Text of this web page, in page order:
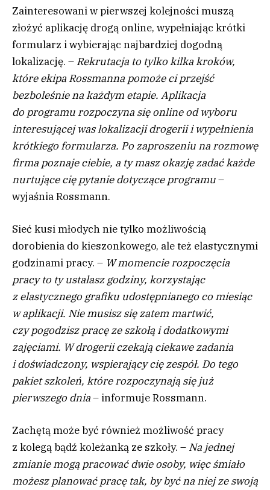
Zainteresowani w pierwszej kolejności muszą
złożyć aplikację drogą online, wypełniając krótki
formularz i wybierając najbardziej dogodną
lokalizację. – Rekrutacja to tylko kilka kroków,
które ekipa Rossmanna pomoże ci przejść
bezboleśnie na każdym etapie. Aplikacja
do programu rozpoczyna się online od wyboru
interesującej was lokalizacji drogerii i wypełnienia
krótkiego formularza. Po zaproszeniu na rozmowę
firma poznaje ciebie, a ty masz okazję zadać każde
nurtujące cię pytanie dotyczące programu–
wyjaśnia Rossmann.
Sieć kusi młodych nie tylko możliwością
dorobienia do kieszonkowego, ale też elastycznymi
godzinami pracy. – W momencie rozpoczęcia
pracy to ty ustalasz godziny, korzystając
z elastycznego grafiku udostępnianego co miesiąc
w aplikacji. Nie musisz się zatem martwić,
czy pogodzisz pracę ze szkołą i dodatkowymi
zajęciami. W drogerii czekają ciekawe zadania
i doświadczony, wspierający cię zespół. Do tego
pakiet szkoleń, które rozpoczynają się już
pierwszego dnia– informuje Rossmann.
Zachętą może być również możliwość pracy
z kolegą bądź koleżanką ze szkoły. – Na jednej
zmianie mogą pracować dwie osoby, więc śmiało
możesz planować pracę tak, by być na niej ze swoją